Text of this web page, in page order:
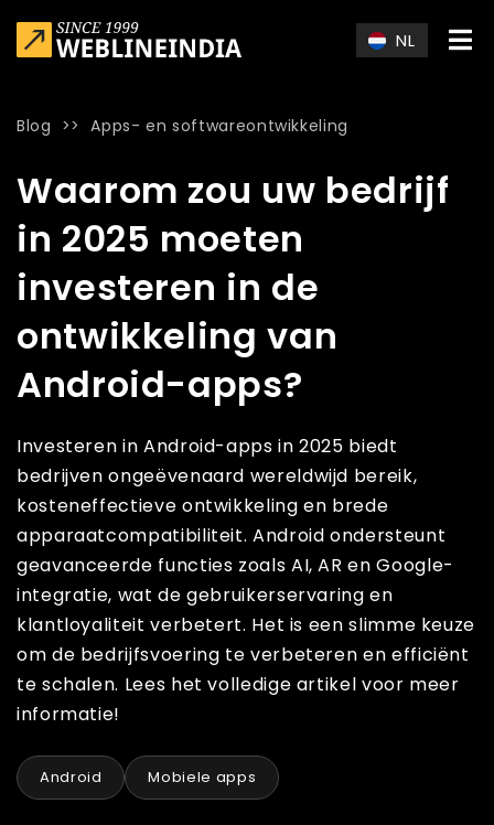
NL
Blog >>Apps- en softwareontwikkeling
Waarom zou uw bedrijf
in 2025 moeten
investeren in de
ontwikkeling van
Android-apps?
Investeren in Android-apps in 2025 biedt
bedrijven ongeëvenaard wereldwijd bereik,
kosteneffectieve ontwikkeling en brede
apparaatcompatibiliteit. Android ondersteunt
geavanceerde functies zoals AI, AR en Google-
integratie, wat de gebruikerservaring en
klantloyaliteit verbetert. Het is een slimme keuze
om de bedrijfsvoering te verbeteren en efficiënt
te schalen. Lees het volledige artikel voor meer
informatie!
Android Mobiele apps